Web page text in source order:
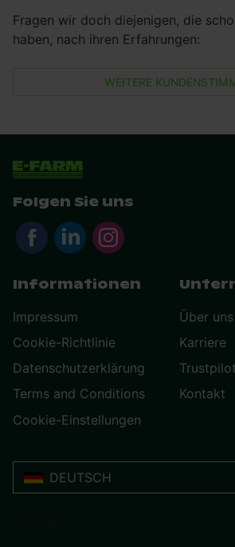
Fragen wir doch diejenigen, die
haben, nach ihren Erfahrungen:
WEITERE
Folgen Sie uns
Informationen
Impressum
Cookie-Richtlinie
Datenschutzerklärung
Terms and Conditions
Cookie-Einstellungen
Über uns
Karriere
Trustpilot
Kontakt
DEUTSCH